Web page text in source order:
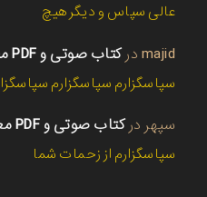
عالی سپاس و دیگر هیچ
majid درکتاب صوتی و PDF معجزه شکرگزاری از راندا برن
سپاسگزارم سپاسگزارم
سپهر درکتاب صوتی و PDF معجزه شکرگزاری از راندا برن
سپاسگزارم از زحمات شما